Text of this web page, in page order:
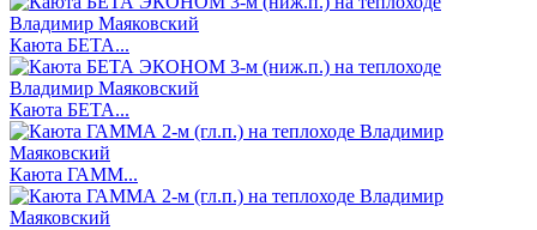
Каюта БЕТА...
Каюта БЕТА...
Каюта ГАММ...